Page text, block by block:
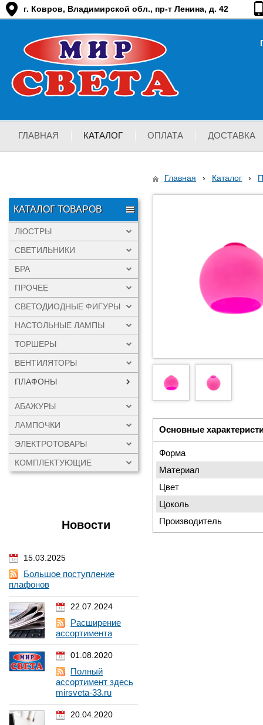
г. Ковров, Владимирской обл., пр-т Ленина, д. 42
ГЛАВНАЯ КАТАЛОГ ОПЛАТА ДОСТАВКА
КАТАЛОГ ТОВАРОВ
ЛЮСТРЫ
СВЕТИЛЬНИКИ
БРА
ПРОЧЕЕ
СВЕТОДИОДНЫЕ ФИГУРЫ
НАСТОЛЬНЫЕ ЛАМПЫ
ТОРШЕРЫ
ВЕНТИЛЯТОРЫ
ПЛАФОНЫ
АБАЖУРЫ
ЛАМПОЧКИ
ЭЛЕКТРОТОВАРЫ
КОМПЛЕКТУЮЩИЕ
Новости
15.03.2025
Большое поступление
плафонов
22.07.2024
Расширение
ассортимента
01.08.2020
Полный
ассортимент здесь
mirsveta-33.ru
20.04.2020
Главная › Каталог ›
Основные
Форма
Материал
Цвет
Цоколь
Производитель